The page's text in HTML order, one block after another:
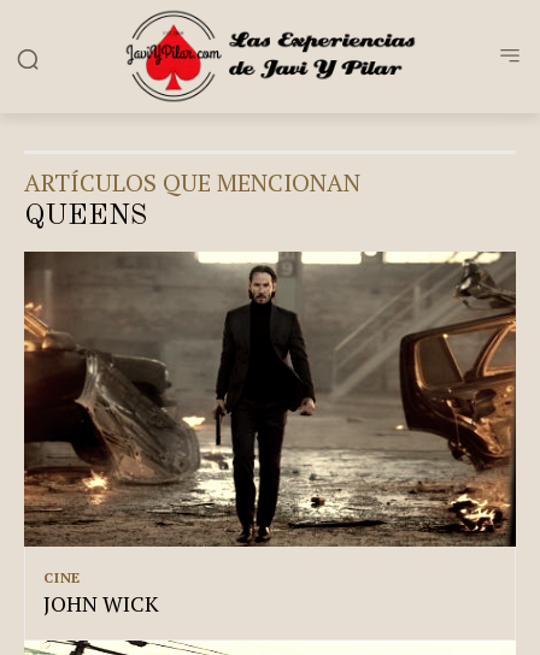
ARTÍCULOS QUE MENCIONAN
QUEENS
CINE
JOHN WICK